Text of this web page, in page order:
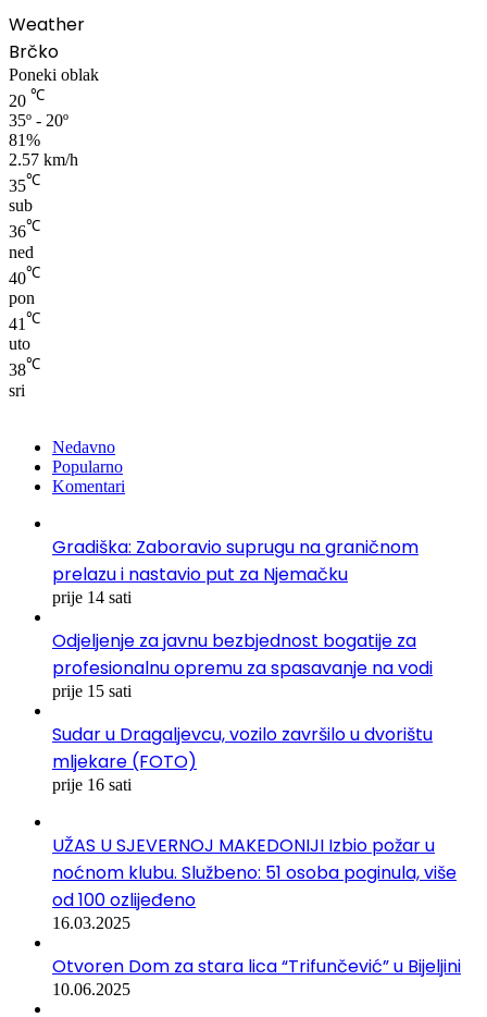
Weather
Brčko
Poneki oblak
20 ℃
35º - 20º
81%
2.57 km/h
35℃
sub
36℃
ned
40℃
pon
41 ℃
uto
38℃
sri
Nedavno
Popularno
Komentari
Gradiška: Zaboravio suprugu na graničnom
prelazu i nastavio put za Njemačku
prije 14 sati
Odjeljenje za javnu bezbjednost bogatije za
profesionalnu opremu za spasavanje na vodi
prije 15 sati
Sudar u Dragaljevcu, vozilo završilo u dvorištu
mljekare (FOTO)
prije 16 sati
UŽAS U SJEVERNOJ MAKEDONIJI Izbio požar u
noćnom klubu. Službeno: 51 osoba poginula, više
od 100 ozlijeđeno
16.03.2025
Otvoren Dom za stara lica “Trifunčević” u Bijeljini
10.06.2025